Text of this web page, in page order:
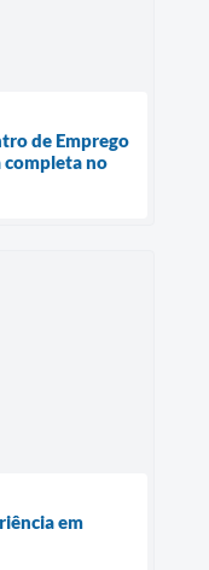
de Emprego
completa no
em